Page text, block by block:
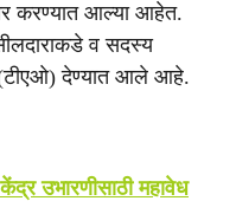
करण्यात आल्या आहेत.
व सदस्य
(टीएओ) देण्यात आले आहे.
उभारणीसाठी महावेध